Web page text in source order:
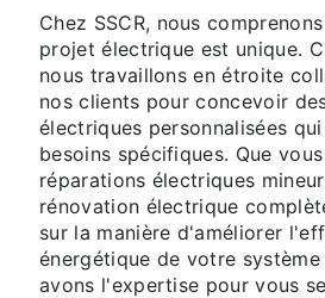
Chez SSCR, nous
projet électrique est unique.
nous travaillons en étroite
nos clients pour concevoir
électriques personnalisées
besoins spécifiques. Que
réparations électriques
rénovation électrique
sur la manière d'améliorer
énergétique de votre
avons l'expertise pour vous